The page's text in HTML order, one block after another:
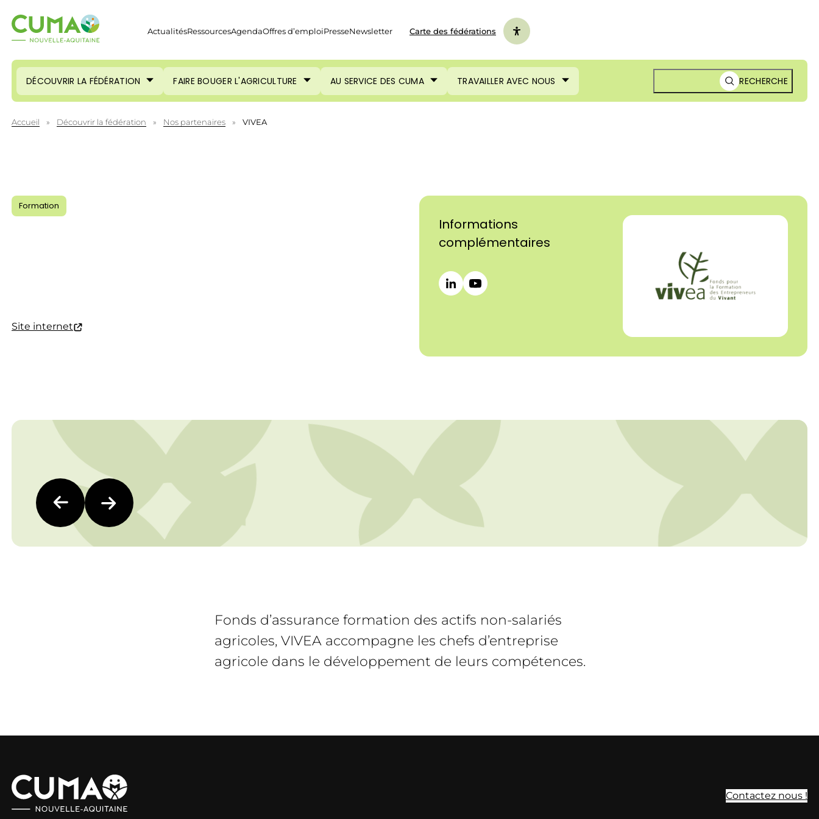
ActualitésRessourcesAgendaOffres d’emploiPresseNewsletter Carte des fédérations
DÉCOUVRIR LA FÉDÉRATION FAIRE BOUGER L'AGRICULTURE AU SERVICE DES CUMA TRAVAILLER AVEC NOUS RECHERCHE
Accueil » Découvrir la fédération » Nos partenaires » VIVEA
Formation
Site internet
Informations
complémentaires
Fonds d’assurance formation des actifs non-salariés
agricoles, VIVEA accompagne les chefs d’entreprise
agricole dans le développement de leurs compétences.
Contactez nous !